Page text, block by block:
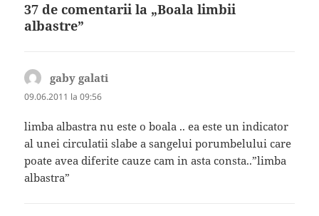
37 de comentarii la „Boala limbii
albastre”
gaby galati
09.06.2011 la 09:56
limba albastra nu este o boala .. ea este un indicator
al unei circulatii slabe a sangelui porumbelului care
poate avea diferite cauze cam in asta consta..”limba
albastra”